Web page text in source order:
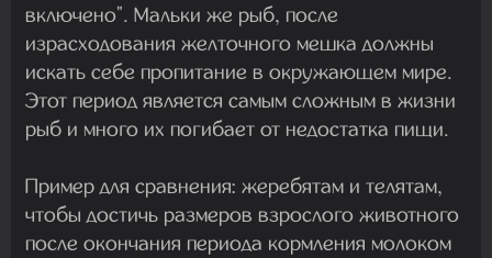
включено". Мальки же рыб, после
израсходования желточного мешка должны
искать себе пропитание в окружающем мире.
Этот период является самым сложным в жизни
рыб и много их погибает от недостатка пищи.
Пример для сравнения: жеребятам и телятам,
чтобы достичь размеров взрослого животного
после окончания периода кормления молоком